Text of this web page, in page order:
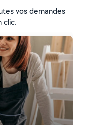
vos demandes
clic.